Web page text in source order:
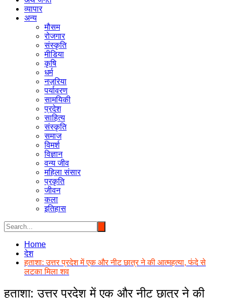
व्यापार
अन्य
मौसम
रोजगार
संस्कृति
मीडिया
कृषि
धर्म
नज़रिया
पर्यावरण
सामयिकी
प्रदेश
साहित्य
संस्कृति
समाज
विमर्श
विज्ञान
वन्य जीव
महिला संसार
प्रकृति
जीवन
कला
इतिहास
Home
देश
हताशा: उत्तर प्रदेश में एक और नीट छात्र ने की आत्महत्या, फंदे से
लटका मिला शव
हताशा: उत्तर प्रदेश में एक और नीट छात्र ने की